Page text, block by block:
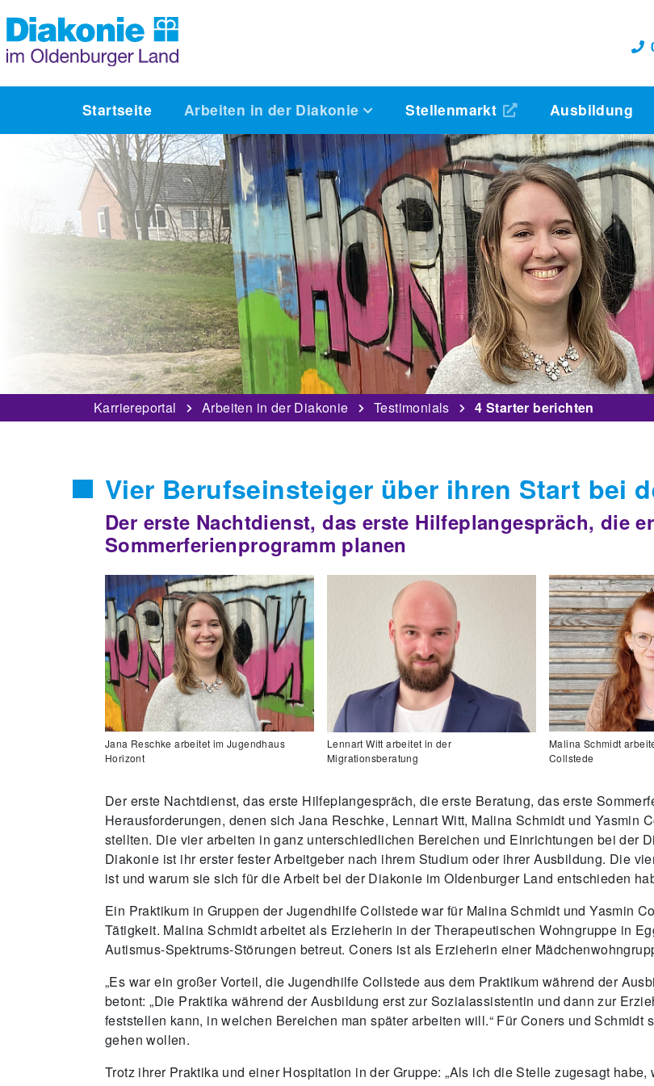
Startseite Arbeiten in der Diakonie Stellenmarkt Ausbildung
Karriereportal Arbeiten in der Diakonie Testimonials 4 Starter berichten
Vier Berufseinsteiger über ihren Start bei
Der erste Nachtdienst, das erste Hilfeplangespräch, die
Sommerferienprogramm planen
Jana Reschke arbeitet im Jugendhaus
Horizont
Lennart Witt arbeitet in der
Migrationsberatung
Malina Schmidt
Collstede
Der erste Nachtdienst, das erste Hilfeplangespräch, die erste Beratung, das erste
Herausforderungen, denen sich Jana Reschke, Lennart Witt, Malina Schmidt und Yasmin
stellten. Die vier arbeiten in ganz unterschiedlichen Bereichen und Einrichtungen bei der
Diakonie ist ihr erster fester Arbeitgeber nach ihrem Studium oder ihrer Ausbildung. Die
ist und warum sie sich für die Arbeit bei der Diakonie im Oldenburger Land entschieden
Ein Praktikum in Gruppen der Jugendhilfe Collstede war für Malina Schmidt und Yasmin
Tätigkeit. Malina Schmidt arbeitet als Erzieherin in der Therapeutischen Wohngruppe in
Autismus-Spektrums-Störungen betreut. Coners ist als Erzieherin einer
„Es war ein großer Vorteil, die Jugendhilfe Collstede aus dem Praktikum während der
betont: „Die Praktika während der Ausbildung erst zur Sozialassistentin und dann zur
feststellen kann, in welchen Bereichen man später arbeiten will.“ Für Coners und
gehen wollen.
Trotz ihrer Praktika und einer Hospitation in der Gruppe: „Als ich die Stelle zugesagt